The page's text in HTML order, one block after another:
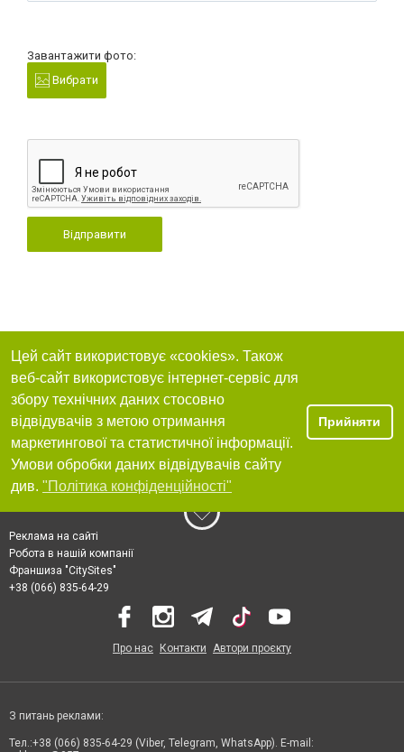
Завантажити фото:
Вибрати
Відправити
Цей сайт використовує «cookies». Також
веб-сайт використовує інтернет-сервіс для
збору технічних даних стосовно
відвідувачів з метою отримання
маркетингової та статистичної інформації.
Умови обробки даних відвідувачів сайту
див. "Політика конфіденційності"
Прийняти
Реклама на сайті
Робота в нашій компанії
Франшиза "CitySites"
+38 (066) 835-64-29
Про нас Контакти Автори проєкту
З питань реклами:
Тел.:+38 (066) 835-64-29 (Viber, Telegram, WhatsApp). E-mail: